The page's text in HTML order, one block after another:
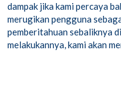
dampak jika kami percaya
merugikan pengguna
pemberitahuan sebaliknya
melakukannya, kami akan